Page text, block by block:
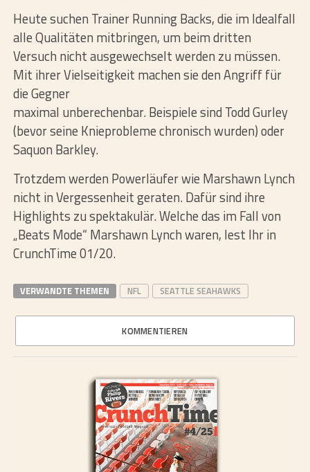
Heute suchen Trainer Running Backs, die im Idealfall
alle Qualitäten mitbringen, um beim dritten
Versuch nicht ausgewechselt werden zu müssen.
Mit ihrer Vielseitigkeit machen sie den Angriff für
die Gegner
maximal unberechenbar. Beispiele sind Todd Gurley
(bevor seine Knieprobleme chronisch wurden) oder
Saquon Barkley.
Trotzdem werden Powerläufer wie Marshawn Lynch
nicht in Vergessenheit geraten. Dafür sind ihre
Highlights zu spektakulär. Welche das im Fall von
„Beats Mode“ Marshawn Lynch waren, lest Ihr in
CrunchTime 01/20.
VERWANDTE THEMEN NFL SEATTLE SEAHAWKS
KOMMENTIEREN